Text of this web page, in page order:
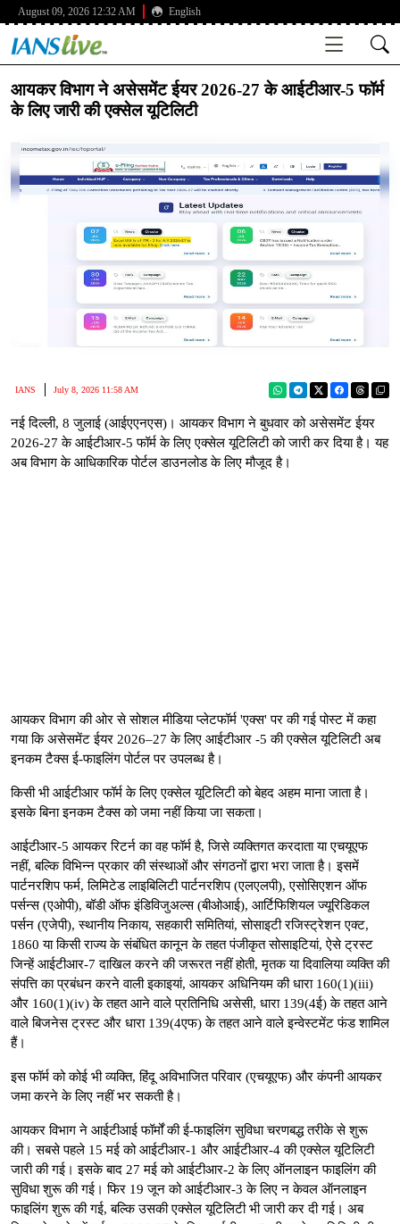
August 09, 2026 12:32 AM English
आयकर विभाग ने असेसमेंट ईयर 2026-27 के आईटीआर-5 फॉर्म
के लिए जारी की एक्सेल यूटिलिटी
IANS July 8, 2026 11:58 AM
नई दिल्ली, 8 जुलाई (आईएएनएस)। आयकर विभाग ने बुधवार को असेसमेंट ईयर
2026-27 के आईटीआर-5 फॉर्म के लिए एक्सेल यूटिलिटी को जारी कर दिया है। यह
अब विभाग के आधिकारिक पोर्टल डाउनलोड के लिए मौजूद है।
आयकर विभाग की ओर से सोशल मीडिया प्लेटफॉर्म 'एक्स' पर की गई पोस्ट में कहा
गया कि असेसमेंट ईयर 2026–27 के लिए आईटीआर -5 की एक्सेल यूटिलिटी अब
इनकम टैक्स ई-फाइलिंग पोर्टल पर उपलब्ध है।
किसी भी आईटीआर फॉर्म के लिए एक्सेल यूटिलिटी को बेहद अहम माना जाता है।
इसके बिना इनकम टैक्स को जमा नहीं किया जा सकता।
आईटीआर-5 आयकर रिटर्न का वह फॉर्म है, जिसे व्यक्तिगत करदाता या एचयूएफ
नहीं, बल्कि विभिन्न प्रकार की संस्थाओं और संगठनों द्वारा भरा जाता है। इसमें
पार्टनरशिप फर्म, लिमिटेड लाइबिलिटी पार्टनरशिप (एलएलपी), एसोसिएशन ऑफ
पर्सन्स (एओपी), बॉडी ऑफ इंडिविजुअल्स (बीओआई), आर्टिफिशियल ज्यूरिडिकल
पर्सन (एजेपी), स्थानीय निकाय, सहकारी समितियां, सोसाइटी रजिस्ट्रेशन एक्ट,
1860 या किसी राज्य के संबंधित कानून के तहत पंजीकृत सोसाइटियां, ऐसे ट्रस्ट
जिन्हें आईटीआर-7 दाखिल करने की जरूरत नहीं होती, मृतक या दिवालिया व्यक्ति की
संपत्ति का प्रबंधन करने वाली इकाइयां, आयकर अधिनियम की धारा 160(1)(iii)
और 160(1)(iv) के तहत आने वाले प्रतिनिधि असेसी, धारा 139(4ई) के तहत आने
वाले बिजनेस ट्रस्ट और धारा 139(4एफ) के तहत आने वाले इन्वेस्टमेंट फंड शामिल
हैं।
इस फॉर्म को कोई भी व्यक्ति, हिंदू अविभाजित परिवार (एचयूएफ) और कंपनी आयकर
जमा करने के लिए नहीं भर सकती है।
आयकर विभाग ने आईटीआई फॉर्मों की ई-फाइलिंग सुविधा चरणबद्ध तरीके से शुरू
की। सबसे पहले 15 मई को आईटीआर-1 और आईटीआर-4 की एक्सेल यूटिलिटी
जारी की गई। इसके बाद 27 मई को आईटीआर-2 के लिए ऑनलाइन फाइलिंग की
सुविधा शुरू की गई। फिर 19 जून को आईटीआर-3 के लिए न केवल ऑनलाइन
फाइलिंग शुरू की गई, बल्कि उसकी एक्सेल यूटिलिटी भी जारी कर दी गई। अब